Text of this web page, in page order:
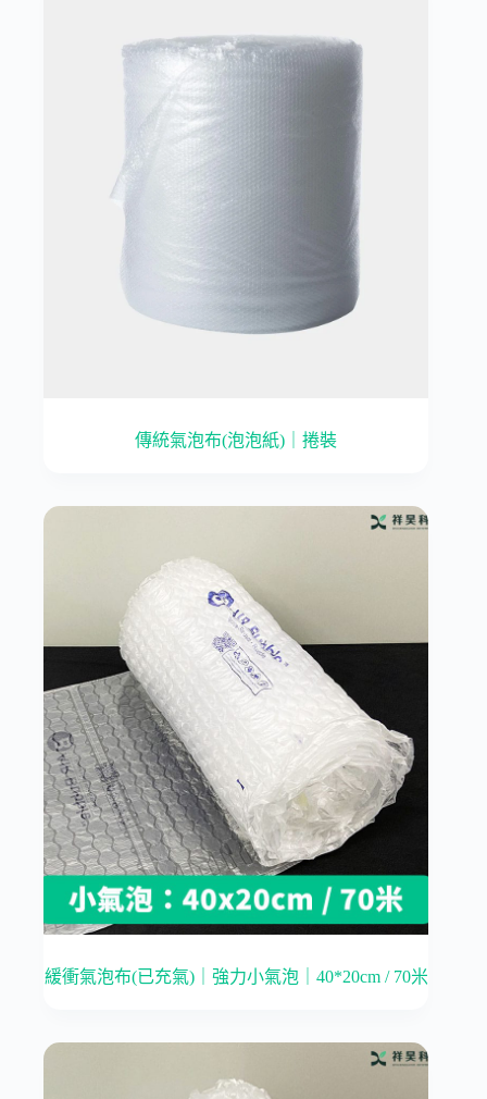
傳統氣泡布(泡泡紙)｜捲裝
緩衝氣泡布(已充氣)｜強力小氣泡｜40*20cm / 70米